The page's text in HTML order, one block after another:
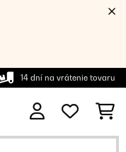
14 dní na vrátenie tovaru